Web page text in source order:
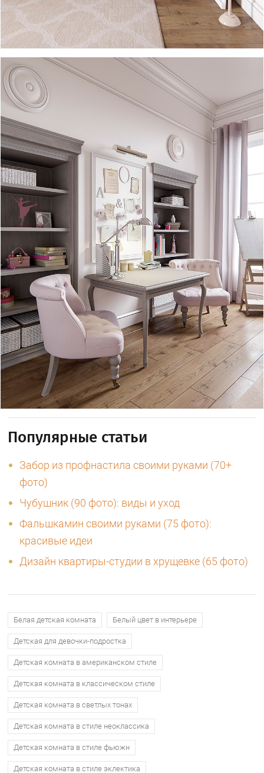
Популярные статьи
Забор из профнастила своими руками (70+
фото)
Чубушник (90 фото): виды и уход
Фальшкамин своими руками (75 фото):
красивые идеи
Дизайн квартиры-студии в хрущевке (65 фото)
Белая детская комната Белый цвет в интерьере
Детская для девочки-подростка
Детская комната в американском стиле
Детская комната в классическом стиле
Детская комната в светлых тонах
Детская комната в стиле неоклассика
Детская комната в стиле фьюжн
Детская комната в стиле эклектика